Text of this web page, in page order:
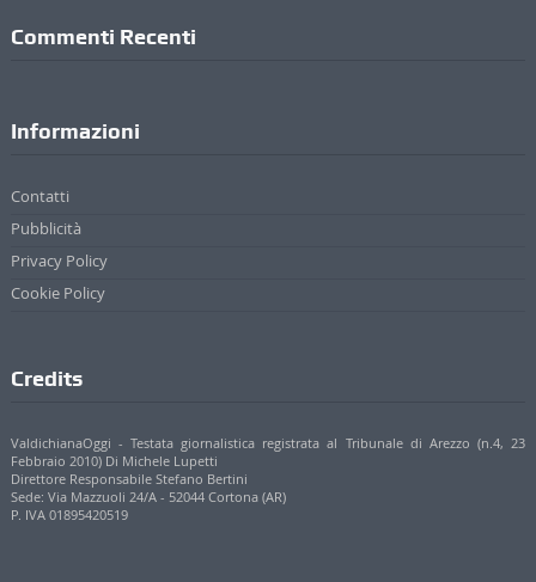
Commenti Recenti
Informazioni
Contatti
Pubblicità
Privacy Policy
Cookie Policy
Credits
ValdichianaOggi - Testata giornalistica registrata al Tribunale di Arezzo (n.4, 23
Febbraio 2010) Di Michele Lupetti
Direttore Responsabile Stefano Bertini
Sede: Via Mazzuoli 24/A - 52044 Cortona (AR)
P. IVA 01895420519